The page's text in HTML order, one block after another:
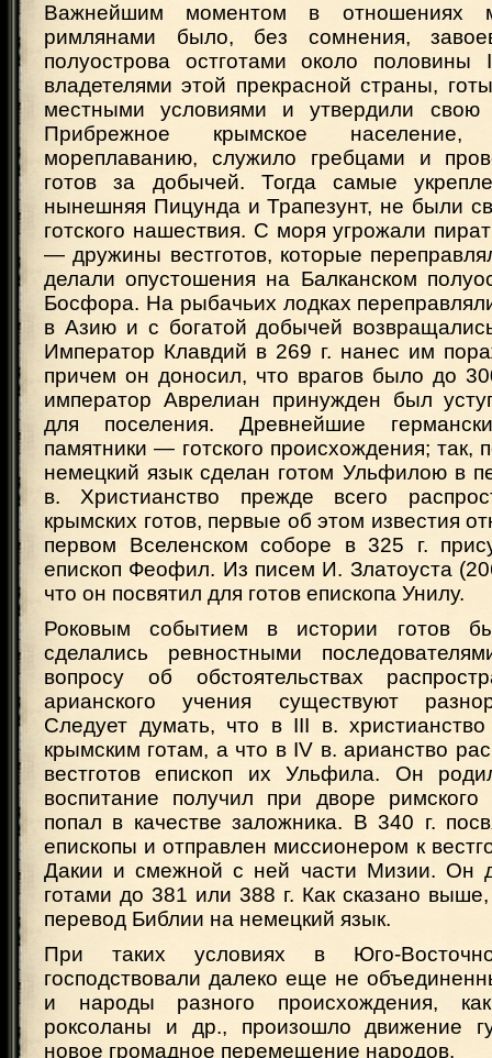
Важнейшим моментом в отношениях
римлянами было, без сомнения,
полуострова остготами около
владетелями этой прекрасной страны,
местными условиями и утвердили
Прибрежное крымское
мореплаванию, служило гребцами и
готов за добычей. Тогда самые
нынешняя Пицунда и Трапезунт, не были
готского нашествия. С моря угрожали
— дружины вестготов, которые
делали опустошения на Балканском
Босфора. На рыбачьих лодках
в Азию и с богатой добычей
Император Клавдий в 269 г. нанес им
причем он доносил, что врагов было до
император Аврелиан принужден был
для поселения. Древнейшие
памятники — готского происхождения; так,
немецкий язык сделан готом Ульфилою в
в. Христианство прежде всего
крымских готов, первые об этом известия
первом Вселенском соборе в 325 г.
епископ Феофил. Из писем И. Златоуста
что он посвятил для готов епископа Унилу.
Роковым событием в истории готов
сделались ревностными
вопросу об обстоятельствах
арианского учения существуют
Следует думать, что в III в.
крымским готам, а что в IV в. арианство
вестготов епископ их Ульфила. Он
воспитание получил при дворе римского
попал в качестве заложника. В 340 г.
епископы и отправлен миссионером к
Дакии и смежной с ней части Мизии. Он
готами до 381 или 388 г. Как сказано
перевод Библии на немецкий язык.
При таких условиях в Юго-
господствовали далеко еще не
и народы разного происхождения,
роксоланы и др., произошло движение
новое громадное перемещение народов.